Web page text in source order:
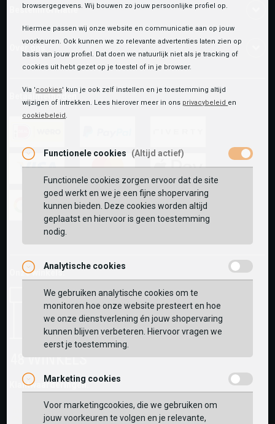
Bestelinformatie
Betaalmethoden
ideal paypal riverty
mastercard
apple-
pay
Onze winkels:
Klantwaarderingen:
browsergegevens. Wij bouwen zo jouw persoonlijke profiel op.
Hiermee passen wij onze website en communicatie aan op jouw
voorkeuren. Ook kunnen we zo relevante advertenties laten zien op
basis van jouw profiel. Dat doen we natuurlijk niet als je tracking of
cookies uit hebt gezet op je toestel of in je browser.
Via 'cookies' kun je ook zelf instellen en je toestemming altijd
wijzigen of intrekken. Lees hierover meer in ons privacybeleid en
cookiebeleid.
Functionele cookies (Altijd actief)
Functionele cookies zorgen ervoor dat de site
goed werkt en we je een fijne shopervaring
kunnen bieden. Deze cookies worden altijd
geplaatst en hiervoor is geen toestemming
nodig.
Analytische cookies
We gebruiken analytische cookies om te
monitoren hoe onze website presteert en hoe
we onze dienstverlening én jouw shopervaring
kunnen blijven verbeteren. Hiervoor vragen we
eerst je toestemming.
Marketing cookies
Voor marketingcookies, die we gebruiken om
jouw voorkeuren te volgen en je relevante,